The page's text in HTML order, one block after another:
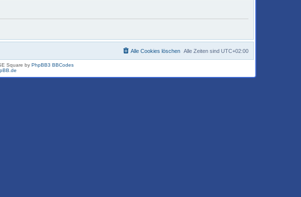
Alle Zeiten sind UTC+02:00
Alle Cookies löschen
Square by PhpBB3 BBCodes